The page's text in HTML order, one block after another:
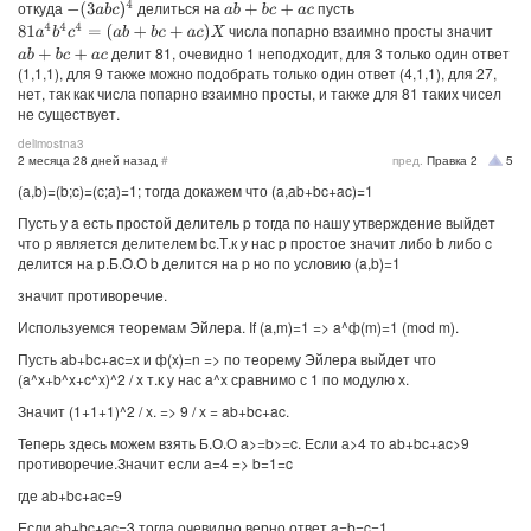
откуда −(3abc)4 делиться наab +b c+ac
пусть
81a4b4c4 =(a b+b c+ac)X
числа попарно взаимно просты значит
ab +b c+a c
делит 81, очевидно 1 неподходит, для 3 только один ответ
(1,1,1), для 9 также можно подобрать только один ответ (4,1,1), для 27,
нет, так как числа попарно взаимно просты, и также для 81 таких чисел
не существует.
delimostna3
пред. Правка 2 5
2 месяца 28 дней назад #
(а,b)=(b;c)=(c;a)=1; тогда докажем что (a,ab+bc+ac)=1
Пусть у a есть простой делитель p тогда по нашу утверждение выйдет
что p является делителем bc.Т.к у нас p простое значит либо b либо c
делится на p.Б.О.О b делится на p но по условию (a,b)=1
значит противоречие.
Используемся теоремам Эйлера. If (a,m)=1 => a^ф(m)=1 (mod m).
Пусть ab+bc+ac=x и ф(x)=n => по теорему Эйлера выйдет что
(a^x+b^x+c^x)^2 / x т.к у нас a^x сравнимо с 1 по модулю х.
Значит (1+1+1)^2 / x. => 9 / x = ab+bc+ac.
Теперь здесь можем взять Б.О.О a>=b>=c. Если а>4 то ab+bc+ac>9
противоречие.Значит если a=4 => b=1=c
где ab+bc+ac=9
Если ab+bc+ac=3 тогда очевидно верно ответ a=b=c=1